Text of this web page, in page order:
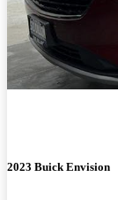
2023 Buick Envision